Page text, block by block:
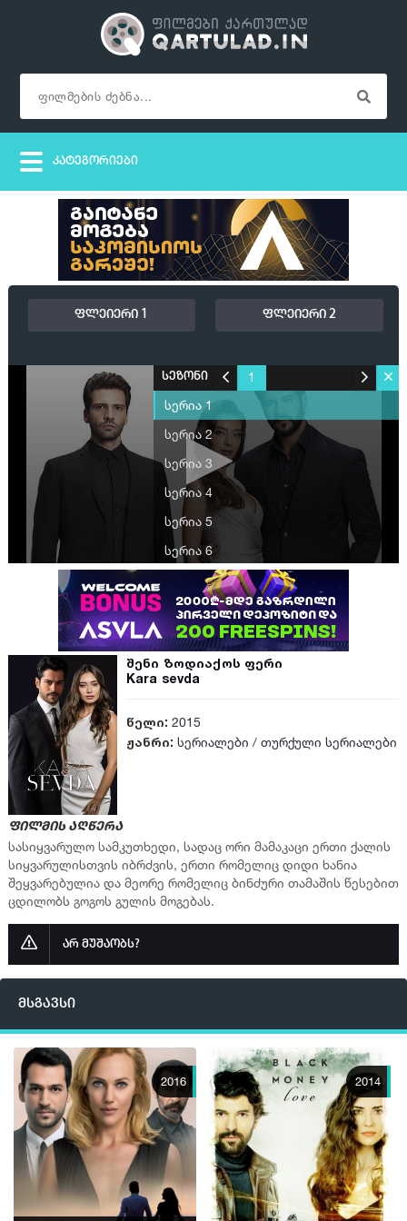
ფლეიერი 1 ფლეიერი 2
სეზონი
1
სერია 1
სერია 2
სერია 3
სერია 4
სერია 5
სერია 6
სერია 7
სერია 8
სერია 9
სერია 10
სერია 12
სერია 13
სერია 16
სერია 17
სერია 18
სერია 19
სერია 23
სერია 24
სერია 25
სერია 26
სერია 27
სერია 28
შენი ზოდიაქოს ფერი
Kara sevda
წელი: 2015
ჟანრი: სერიალები / თურქული სერიალები
ფილმის აღწერა
სასიყვარულო სამკუთხედი, სადაც ორი მამაკაცი ერთი ქალის
სიყვარულისთვის იბრძვის, ერთი რომელიც დიდი ხანია
შეყვარებულია და მეორე რომელიც ბინძური თამაშის წესებით
ცდილობს გოგოს გულის მოგებას.
არ მუშაობს?
მსგავსი
2016 2014